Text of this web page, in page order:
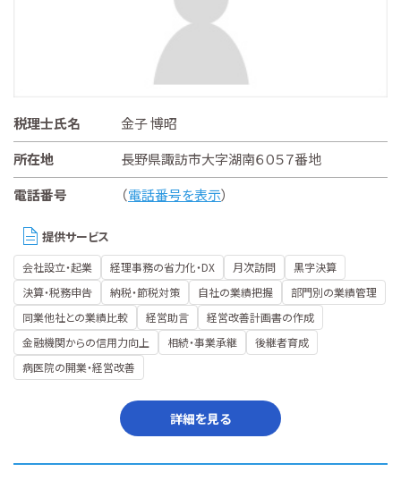
税理士氏名
金子 博昭
所在地
長野県諏訪市大字湖南６０５７番地
電話番号
（電話番号を表示）
提供サービス
会社設立・起業 経理事務の省力化・DX 月次訪問
黒字決算
決算・税務申告
納税・節税対策 自社の業績把握
部門別の業績管理
同業他社との業績比較
経営助言
経営改善計画書の作成
金融機関からの信用力向上
相続・事業承継
後継者育成
病医院の開業・経営改善
詳細を見る